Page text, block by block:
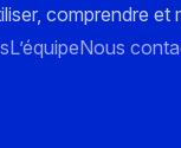
comprendre et
L’équipeNous